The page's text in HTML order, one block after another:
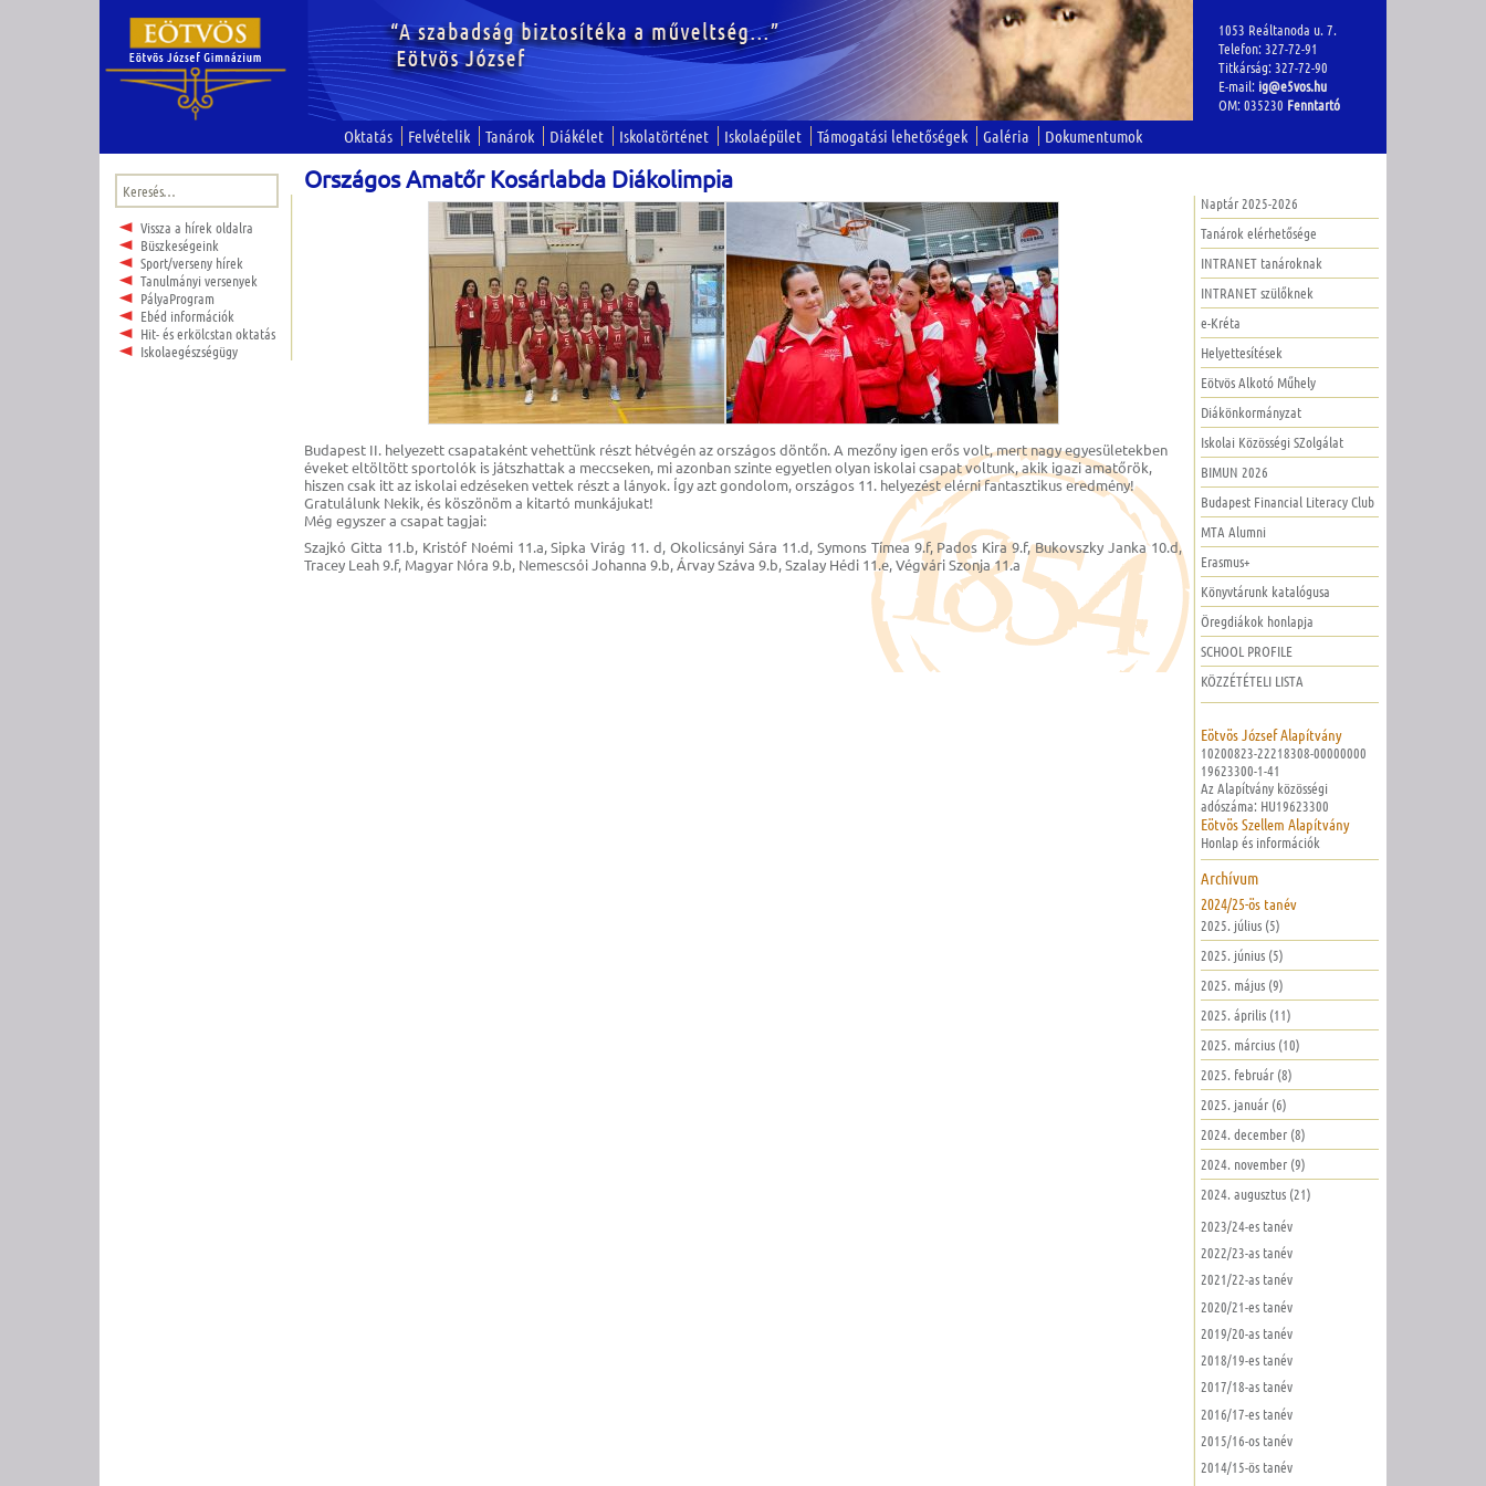
1053 Reáltanoda u. 7.
Telefon: 327-72-91
Titkárság: 327-72-90
E-mail: ig@e5vos.hu
OM: 035230 Fenntartó
Oktatás Felvételik Tanárok Diákélet Iskolatörténet Iskolaépület Támogatási lehetőségek Galéria Dokumentumok
Keresés:
Vissza a hírek oldalra
Büszkeségeink
Sport/verseny hírek
Tanulmányi versenyek
PályaProgram
Ebéd információk
Hit- és erkölcstan oktatás
Iskolaegészségügy
Országos Amatőr Kosárlabda Diákolimpia
Budapest II. helyezett csapataként vehettünk részt hétvégén az országos döntőn. A mezőny igen erős volt, mert nagy egyesületekben
éveket eltöltött sportolók is játszhattak a meccseken, mi azonban szinte egyetlen olyan iskolai csapat voltunk, akik igazi amatőrök,
hiszen csak itt az iskolai edzéseken vettek részt a lányok. Így azt gondolom, országos 11. helyezést elérni fantasztikus eredmény!
Gratulálunk Nekik, és köszönöm a kitartó munkájukat!
Még egyszer a csapat tagjai:
Szajkó Gitta 11.b, Kristóf Noémi 11.a, Sipka Virág 11. d, Okolicsányi Sára 11.d, Symons Tímea 9.f, Pados Kira 9.f, Bukovszky Janka 10.d,
Tracey Leah 9.f, Magyar Nóra 9.b, Nemescsói Johanna 9.b, Árvay Száva 9.b, Szalay Hédi 11.e, Végvári Szonja 11.a
Naptár 2025-2026
Tanárok elérhetősége
INTRANET tanároknak
INTRANET szülőknek
e-Kréta
Helyettesítések
Eötvös Alkotó Műhely
Diákönkormányzat
Iskolai Közösségi SZolgálat
BIMUN 2026
Budapest Financial Literacy Club
MTA Alumni
Erasmus+
Könyvtárunk katalógusa
Öregdiákok honlapja
SCHOOL PROFILE
KÖZZÉTÉTELI LISTA
Eötvös József Alapítvány
10200823-22218308-00000000
19623300-1-41
Az Alapítvány közösségi
adószáma: HU19623300
Eötvös Szellem Alapítvány
Honlap és információk
Archívum
2024/25-ös tanév
2025. július (5)
2025. június (5)
2025. május (9)
2025. április (11)
2025. március (10)
2025. február (8)
2025. január (6)
2024. december (8)
2024. november (9)
2024. augusztus (21)
2023/24-es tanév
2022/23-as tanév
2021/22-as tanév
2020/21-es tanév
2019/20-as tanév
2018/19-es tanév
2017/18-as tanév
2016/17-es tanév
2015/16-os tanév
2014/15-ös tanév